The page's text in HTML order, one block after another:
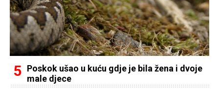
Poskok ušao u kuću gdje je bila žena i dvoje
male djece